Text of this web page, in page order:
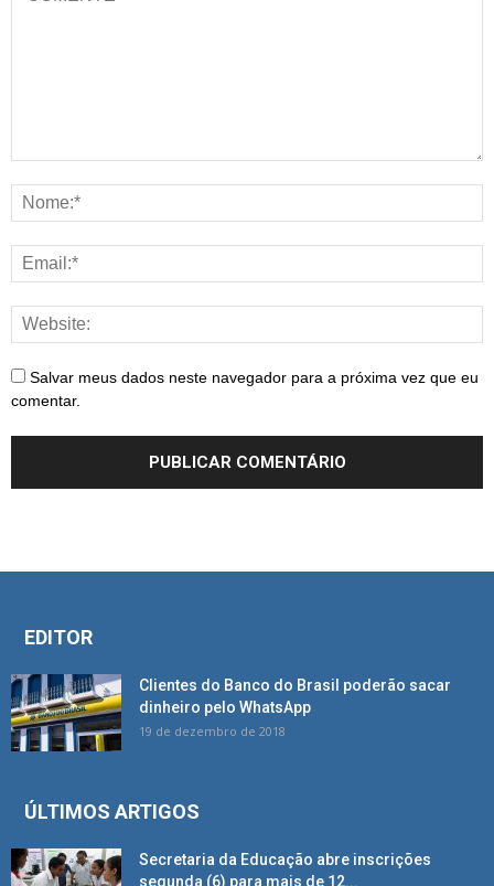
Salvar meus dados neste navegador para a próxima vez que eu
comentar.
EDITOR
Clientes do Banco do Brasil poderão sacar
dinheiro pelo WhatsApp
19 de dezembro de 2018
ÚLTIMOS ARTIGOS
Secretaria da Educação abre inscrições
segunda (6) para mais de 12...